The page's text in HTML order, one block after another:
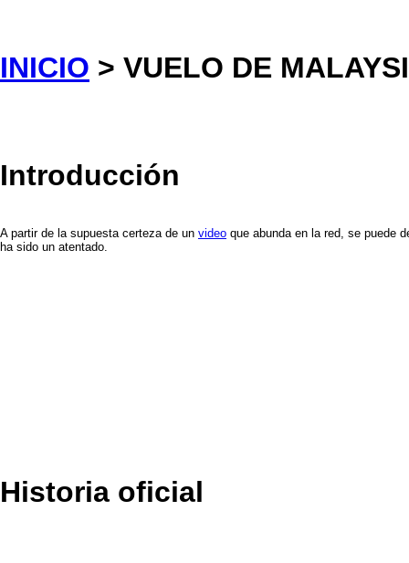
INICIO > VUELO DE
Introducción
A partir de la supuesta certeza de un video que abunda en la red, se puede
ha sido un atentado.
Historia oficial